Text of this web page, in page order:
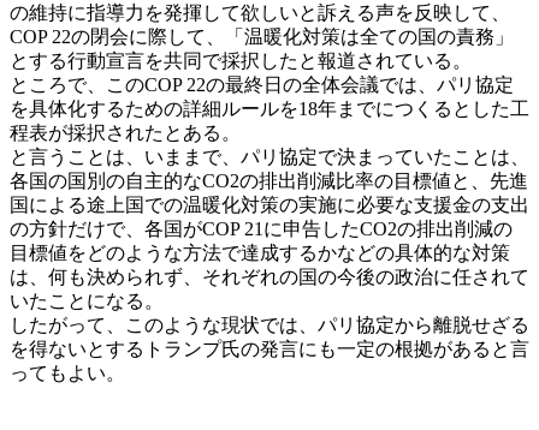
の維持に指導力を発揮して欲しいと訴える声を反映して、
COP 22の閉会に際して、「温暖化対策は全ての国の責務」
とする行動宣言を共同で採択したと報道されている。
ところで、このCOP 22の最終日の全体会議では、パリ協定
を具体化するための詳細ルールを18年までにつくるとした工
程表が採択されたとある。
と言うことは、いままで、パリ協定で決まっていたことは、
各国の国別の自主的なCO2の排出削減比率の目標値と、先進
国による途上国での温暖化対策の実施に必要な支援金の支出
の方針だけで、各国がCOP 21に申告したCO2の排出削減の
目標値をどのような方法で達成するかなどの具体的な対策
は、何も決められず、それぞれの国の今後の政治に任されて
いたことになる。
したがって、このような現状では、パリ協定から離脱せざる
を得ないとするトランプ氏の発言にも一定の根拠があると言
ってもよい。